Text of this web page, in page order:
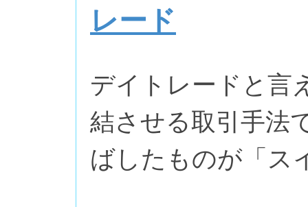
レード
デイトレードと言
結させる取引手法
ばしたものが「ス